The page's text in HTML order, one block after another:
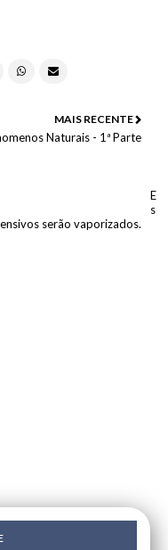
MAIS RECENTE
Naturais - 1ª Parte
E
s
serão vaporizados.